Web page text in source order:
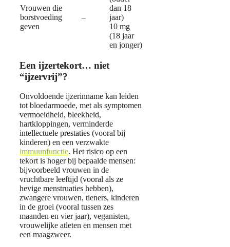
Vrouwen die
borstvoeding
geven
–
dan 18
jaar)
10 mg
(18 jaar
en jonger)
Een ijzertekort… niet
“ijzervrij”?
Onvoldoende ijzerinname kan leiden
tot bloedarmoede, met als symptomen
vermoeidheid, bleekheid,
hartkloppingen, verminderde
intellectuele prestaties (vooral bij
kinderen) en een verzwakte
immuunfunctie. Het risico op een
tekort is hoger bij bepaalde mensen:
bijvoorbeeld vrouwen in de
vruchtbare leeftijd (vooral als ze
hevige menstruaties hebben),
zwangere vrouwen, tieners, kinderen
in de groei (vooral tussen zes
maanden en vier jaar), veganisten,
vrouwelijke atleten en mensen met
een maagzweer.